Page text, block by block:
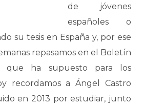
de jóvenes
españoles o
su tesis en España y, por ese
repasamos en el Boletín
ha supuesto para los
recordamos a Ángel Castro
en 2013 por estudiar, junto